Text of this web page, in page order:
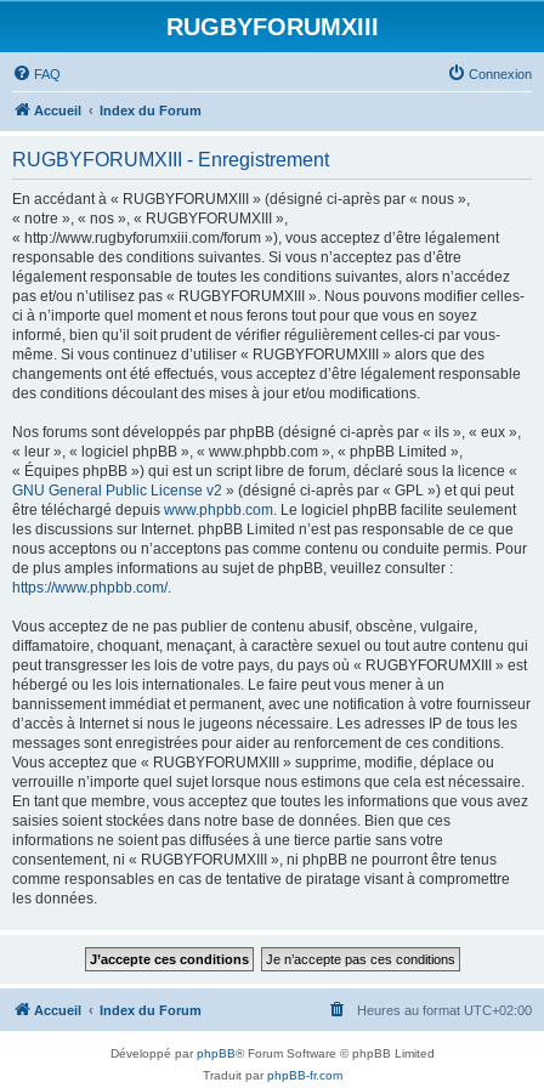
RUGBYFORUMXIII
FAQ Connexion
Accueil Index du Forum
RUGBYFORUMXIII - Enregistrement
En accédant à « RUGBYFORUMXIII » (désigné ci-après par « nous »,
« notre », « nos », « RUGBYFORUMXIII »,
« http://www.rugbyforumxiii.com/forum »), vous acceptez d’être légalement
responsable des conditions suivantes. Si vous n’acceptez pas d’être
légalement responsable de toutes les conditions suivantes, alors n’accédez
pas et/ou n’utilisez pas « RUGBYFORUMXIII ». Nous pouvons modifier celles-
ci à n’importe quel moment et nous ferons tout pour que vous en soyez
informé, bien qu’il soit prudent de vérifier régulièrement celles-ci par vous-
même. Si vous continuez d’utiliser « RUGBYFORUMXIII » alors que des
changements ont été effectués, vous acceptez d’être légalement responsable
des conditions découlant des mises à jour et/ou modifications.
Nos forums sont développés par phpBB (désigné ci-après par « ils », « eux »,
« leur », « logiciel phpBB », « www.phpbb.com », « phpBB Limited »,
« Équipes phpBB ») qui est un script libre de forum, déclaré sous la licence «
GNU General Public License v2 » (désigné ci-après par « GPL ») et qui peut
être téléchargé depuis www.phpbb.com. Le logiciel phpBB facilite seulement
les discussions sur Internet. phpBB Limited n’est pas responsable de ce que
nous acceptons ou n’acceptons pas comme contenu ou conduite permis. Pour
de plus amples informations au sujet de phpBB, veuillez consulter :
https://www.phpbb.com/.
Vous acceptez de ne pas publier de contenu abusif, obscène, vulgaire,
diffamatoire, choquant, menaçant, à caractère sexuel ou tout autre contenu qui
peut transgresser les lois de votre pays, du pays où « RUGBYFORUMXIII » est
hébergé ou les lois internationales. Le faire peut vous mener à un
bannissement immédiat et permanent, avec une notification à votre fournisseur
d’accès à Internet si nous le jugeons nécessaire. Les adresses IP de tous les
messages sont enregistrées pour aider au renforcement de ces conditions.
Vous acceptez que « RUGBYFORUMXIII » supprime, modifie, déplace ou
verrouille n’importe quel sujet lorsque nous estimons que cela est nécessaire.
En tant que membre, vous acceptez que toutes les informations que vous avez
saisies soient stockées dans notre base de données. Bien que ces
informations ne soient pas diffusées à une tierce partie sans votre
consentement, ni « RUGBYFORUMXIII », ni phpBB ne pourront être tenus
comme responsables en cas de tentative de piratage visant à compromettre
les données.
Accueil Index du Forum Heures au format UTC+02:00
Développé parphpBB® Forum Software © phpBB Limited
Traduit parphpBB-fr.com